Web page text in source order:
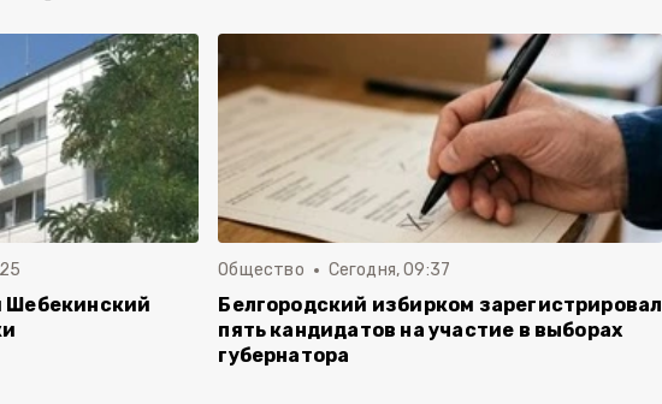
Шебекинский
Общество Сегодня, 09:37
Белгородский избирком зарегистрировал
пять кандидатов на участие в выборах
губернатора